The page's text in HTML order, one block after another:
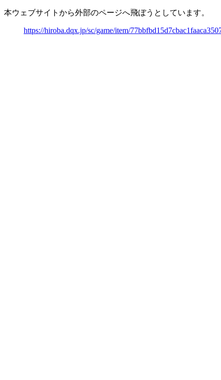
本ウェブサイトから外部のページへ飛ぼうとしています。
https://hiroba.dqx.jp/sc/game/item/